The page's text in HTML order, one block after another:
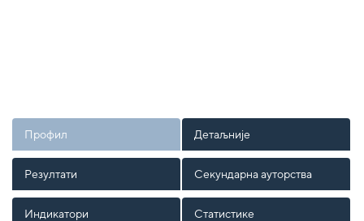
Профил Детаљније
Резултати Секундарна ауторства
Индикатори Статистике